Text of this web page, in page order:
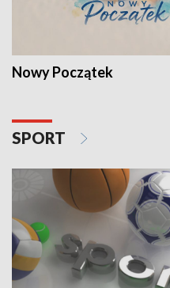
Nowy Początek
SPORT